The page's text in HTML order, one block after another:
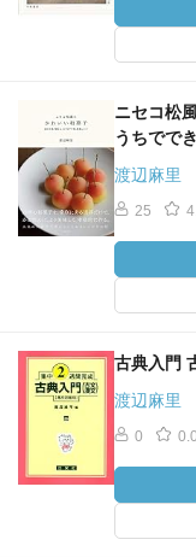
ニセコ松
うちでで
渡辺麻里
25
古典入門
渡辺麻里
0